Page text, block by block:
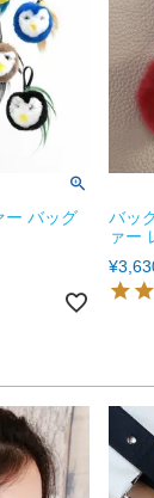
ー バッグ
バッ
ァー
¥